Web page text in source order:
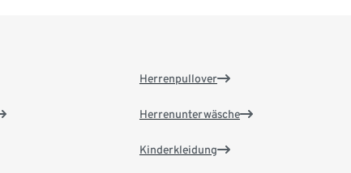
Herrenpullover
Herrenunterwäsche
Kinderkleidung